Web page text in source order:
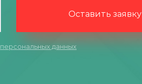
Оставить заявку
персональных данных